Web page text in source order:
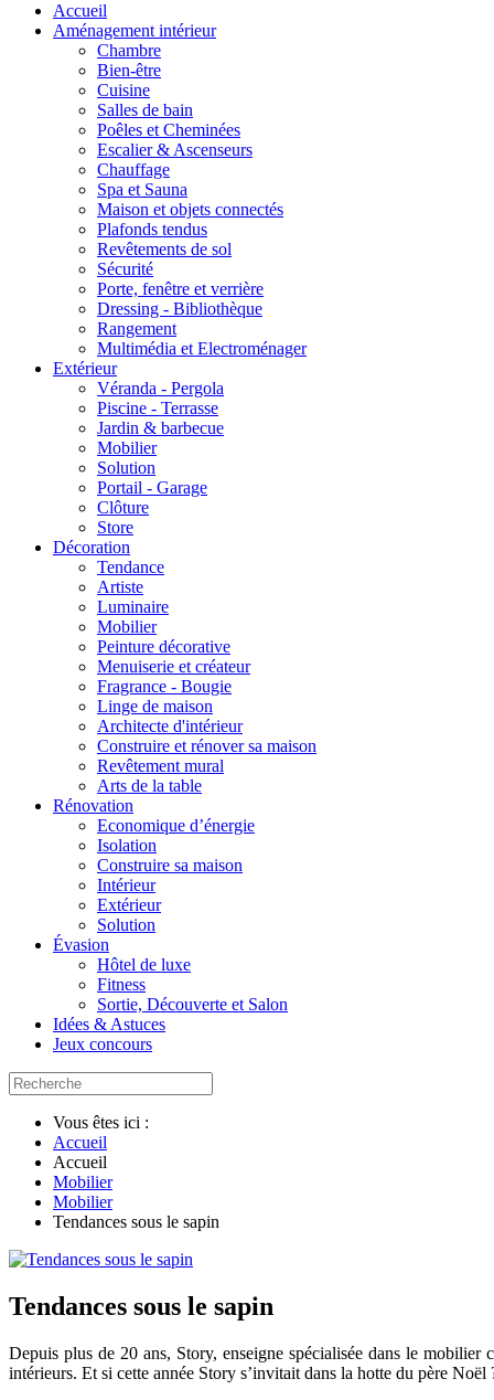
Accueil
Aménagement intérieur
Chambre
Bien-être
Cuisine
Salles de bain
Poêles et Cheminées
Escalier & Ascenseurs
Chauffage
Spa et Sauna
Maison et objets connectés
Plafonds tendus
Revêtements de sol
Sécurité
Porte, fenêtre et verrière
Dressing - Bibliothèque
Rangement
Multimédia et Electroménager
Extérieur
Véranda - Pergola
Piscine - Terrasse
Jardin & barbecue
Mobilier
Solution
Portail - Garage
Clôture
Store
Décoration
Tendance
Artiste
Luminaire
Mobilier
Peinture décorative
Menuiserie et créateur
Fragrance - Bougie
Linge de maison
Architecte d'intérieur
Construire et rénover sa maison
Revêtement mural
Arts de la table
Rénovation
Economique d’énergie
Isolation
Construire sa maison
Intérieur
Extérieur
Solution
Évasion
Hôtel de luxe
Fitness
Sortie, Découverte et Salon
Idées & Astuces
Jeux concours
Vous êtes ici :
Accueil
Accueil
Mobilier
Mobilier
Tendances sous le sapin
Tendances sous le sapin
Depuis plus de 20 ans, Story, enseigne spécialisée dans le
intérieurs. Et si cette année Story s’invitait dans la hotte du père Noël